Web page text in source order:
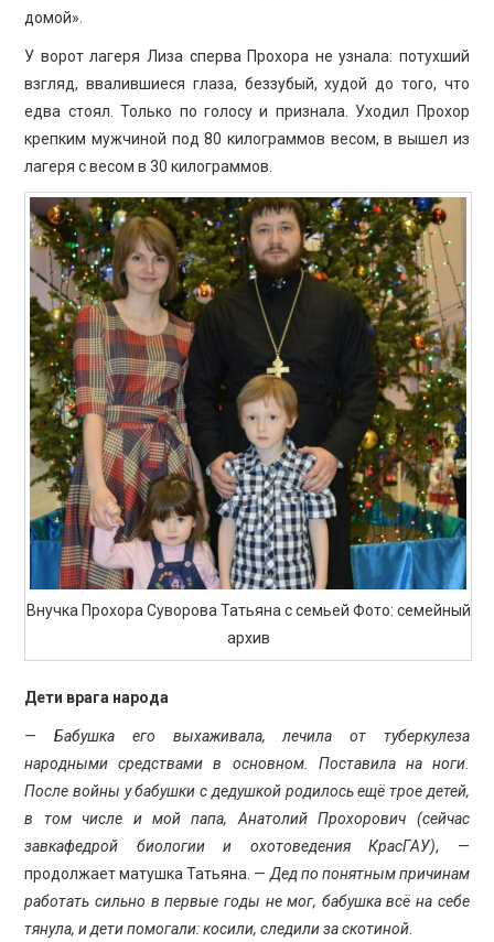
домой».
У ворот лагеря Лиза сперва Прохора не узнала: потухший
взгляд, ввалившиеся глаза, беззубый, худой до того, что
едва стоял. Только по голосу и признала. Уходил Прохор
крепким мужчиной под 80 килограммов весом, в вышел из
лагеря с весом в 30 килограммов.
Внучка Прохора Суворова Татьяна с семьей Фото: семейный
архив
Дети врага народа
— Бабушка его выхаживала, лечила от туберкулеза
народными средствами в основном. Поставила на ноги.
После войны у бабушки с дедушкой родилось ещё трое детей,
в том числе и мой папа, Анатолий Прохорович (сейчас
завкафедрой биологии и охотоведения КрасГАУ), —
продолжает матушка Татьяна. — Дед по понятным причинам
работать сильно в первые годы не мог, бабушка всё на себе
тянула, и дети помогали: косили, следили за скотиной